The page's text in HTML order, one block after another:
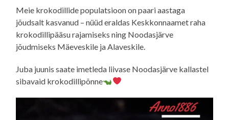
Meie krokodillide populatsioon on paari aastaga
jõudsalt kasvanud – nüüd eraldas Keskkonnaamet raha
krokodillipääsu rajamiseks ning Noodasjärve
jõudmiseks Mäeveskile ja Alaveskile.
Juba juunis saate imetleda liivase Noodasjärve kallastel
sibavaid krokodillipõnne